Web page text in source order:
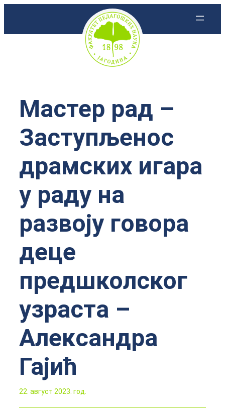
Мастер рад –
Заступљенос
драмских игара
у раду на
развоју говора
деце
предшколског
узраста –
Александра
Гајић
22. август 2023. год.